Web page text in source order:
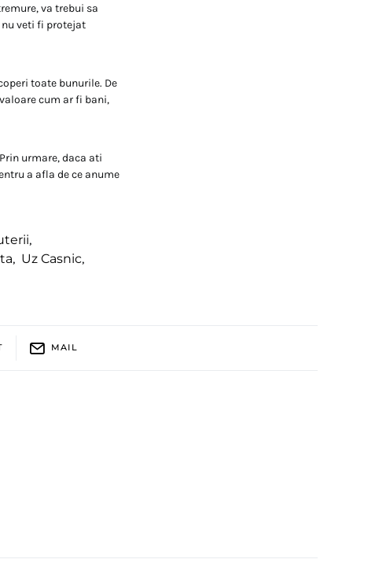
va trebui sa
veti fi protejat
toate bunurile. De
cum ar fi bani,
urmare, daca ati
a afla de ce anume
,
, Uz Casnic,
MAIL